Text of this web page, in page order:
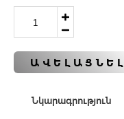
ԱՎԵԼԱՑՆԵԼ
Նկարագրություն